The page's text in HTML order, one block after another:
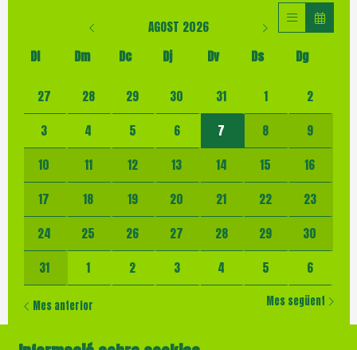
AGOST 2026
Dl
Dm Dc Dj Dv Ds
Dg
No hi ha cap activitat aquest mes
27 28 29 30 31 1
2
3
4 5 6 7 8
9
10
11 12 13 14 15
16
17
18 19 20 21 22
23
24
25 26 27 28 29
30
31
1 2 3 4 5 6
Mes anterior Mes següent